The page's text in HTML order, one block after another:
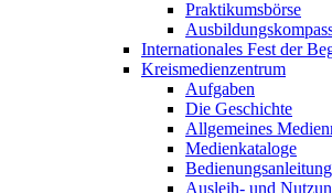
Praktikumsbörse
Internationales Fest der
Kreismedienzentrum
Aufgaben
Die Geschichte
Allgemeines
Medienkataloge
Ausleih- und